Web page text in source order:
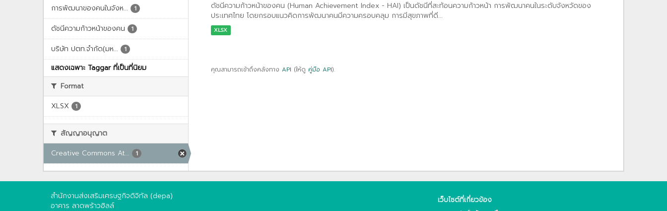
การพัฒนาของคนในจังห... 1
ดัชนีความก้าวหน้าของคน 1
บริษัท ปตท.จำกัด(มห... 1
แสดงเฉพาะ Taggar ที่เป็นที่นิยม
Format
XLSX
1
สัญญาอนุญาต
Creative Commons At...
1
ดัชนีความก้าวหน้าของคน (Human Achievement Index - HAI) เป็นดัชนีที่สะท้อนความก้าวหน้า การพัฒนาคนในระดับจังหวัดของ
ประเทศไทย โดยกรอบแนวคิดการพัฒนาคนมีความครอบคลุม การมีสุขภาพที่ดี...
XLSX
คุณสามารถเข้าถึงคลังทาง API (ให้ดู คู่มือ API).
สำนักงานส่งเสริมเศรษฐกิจดิจิทัล (depa)
อาคาร ลาดพร้าวฮิลล์
เว็บไซต์ที่เกี่ยวข้อง